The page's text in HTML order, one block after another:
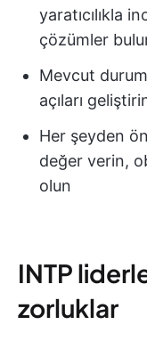
yaratıcılıkla
çözümler
Mevcut
açıları
Her şeyden
değer verin,
olun
INTP
zorluklar